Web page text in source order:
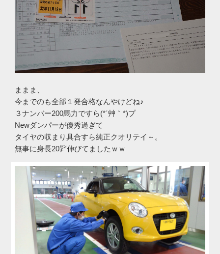
ままま、
今までのも全部１発合格なんやけどね♪
３ナンバー200馬力ですら(*´艸｀*)プ
Newダンパーが優秀過ぎて
タイヤの収まり具合すら純正クオリテイ～。
無事に身長20㌢伸びてましたｗｗ